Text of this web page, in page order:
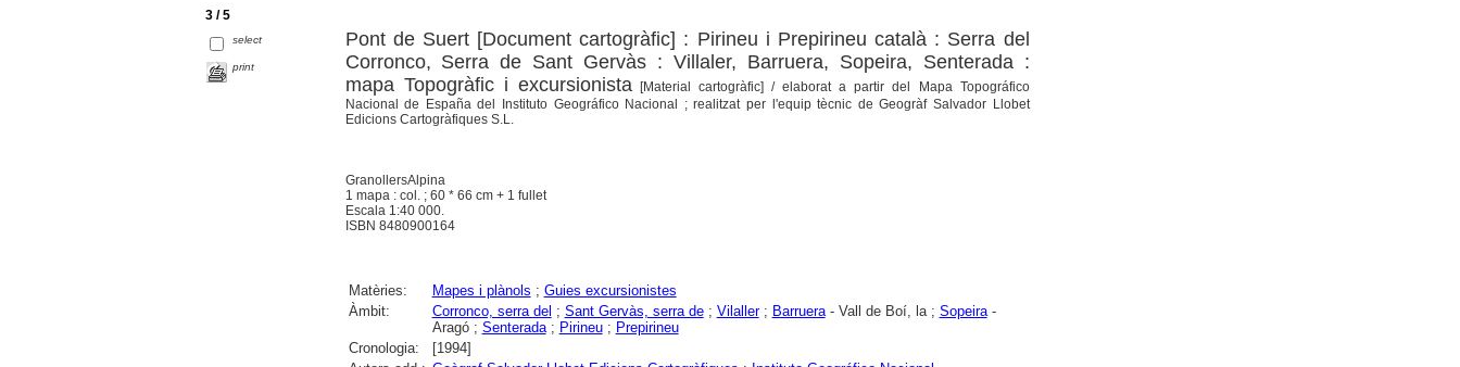
3 / 5
select
print
Pont de Suert [Document cartogràfic] : Pirineu i Prepirineu català : Serra del
Corronco, Serra de Sant Gervàs : Villaler, Barruera, Sopeira, Senterada :
mapa Topogràfic i excursionista[Material cartogràfic]/ elaborat a partir del Mapa Topográfico
Nacional de España del Instituto Geográfico Nacional ; realitzat per l'equip tècnic de Geogràf Salvador Llobet
Edicions Cartogràfiques S.L.
GranollersAlpina
1 mapa : col. ; 60 * 66 cm + 1 fullet
Escala 1:40 000.
ISBN 8480900164
Matèries: Mapes i plànols ; Guies excursionistes
Àmbit:
Corronco, serra del ; Sant Gervàs, serra de; Vilaller; Barruera- Vall de Boí, la ; Sopeira-
Aragó ; Senterada; Pirineu; Prepirineu
Cronologia:
[1994]